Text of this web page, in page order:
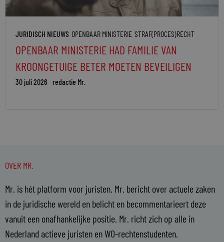
JURIDISCH NIEUWS OPENBAAR MINISTERIE STRAF(PROCES)RECHT
OPENBAAR MINISTERIE HAD FAMILIE VAN
KROONGETUIGE BETER MOETEN BEVEILIGEN
30 juli 2026 redactie Mr.
OVER MR.
Mr. is hét platform voor juristen. Mr. bericht over actuele zaken
in de juridische wereld en belicht en becommentarieert deze
vanuit een onafhankelijke positie. Mr. richt zich op alle in
Nederland actieve juristen en WO-rechtenstudenten.